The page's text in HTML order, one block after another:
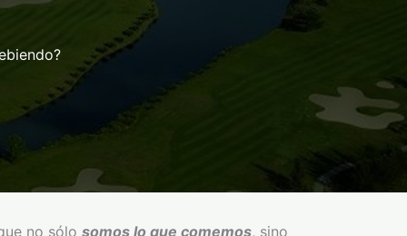
no sólo somos lo que comemos, sino